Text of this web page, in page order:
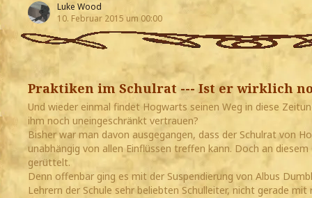
Luke Wood
10. Februar 2015 um 00:00
Praktiken im Schulrat --- Ist er wirklich
Und wieder einmal findet Hogwarts seinen Weg in diese
ihm noch uneingeschränkt vertrauen?
Bisher war man davon ausgegangen, dass der Schulrat von
unabhängig von allen Einflüssen treffen kann. Doch an
gerüttelt.
Denn offenbar ging es mit der Suspendierung von Albus
Lehrern der Schule sehr beliebten Schulleiter, nicht gerade